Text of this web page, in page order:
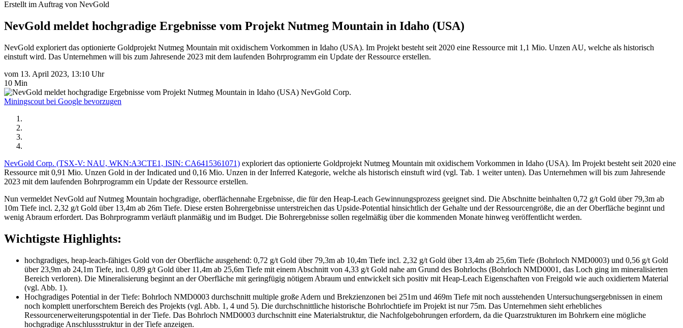
Erstellt im Auftrag von NevGold
NevGold meldet hochgradige Ergebnisse vom Projekt Nutmeg Mountain in Idaho (USA)
NevGold exploriert das optionierte Goldprojekt Nutmeg Mountain mit oxidischem Vorkommen in Idaho (USA). Im Projekt besteht seit 2020 eine Ressource mit 1,1 Mio. Unzen AU, welche als historisch
einstuft wird. Das Unternehmen will bis zum Jahresende 2023 mit dem laufenden Bohrprogramm ein Update der Ressource erstellen.
vom 13. April 2023, 13:10 Uhr
10 Min
NevGold Corp.
Miningscout bei Google bevorzugen
NevGold Corp. (TSX-V: NAU, WKN:A3CTE1, ISIN: CA6415361071) exploriert das optionierte Goldprojekt Nutmeg Mountain mit oxidischem Vorkommen in Idaho (USA). Im Projekt besteht seit 2020 eine
Ressource mit 0,91 Mio. Unzen Gold in der Indicated und 0,16 Mio. Unzen in der Inferred Kategorie, welche als historisch einstuft wird (vgl. Tab. 1 weiter unten). Das Unternehmen will bis zum Jahresende
2023 mit dem laufenden Bohrprogramm ein Update der Ressource erstellen.
Nun vermeldet NevGold auf Nutmeg Mountain hochgradige, oberflächennahe Ergebnisse, die für den Heap-Leach Gewinnungsprozess geeignet sind. Die Abschnitte beinhalten 0,72 g/t Gold über 79,3m ab
10m Tiefe incl. 2,32 g/t Gold über 13,4m ab 26m Tiefe. Diese ersten Bohrergebnisse unterstreichen das Upside-Potential hinsichtlich der Gehalte und der Ressourcengröße, die an der Oberfläche beginnt und
wenig Abraum erfordert. Das Bohrprogramm verläuft planmäßig und im Budget. Die Bohrergebnisse sollen regelmäßig über die kommenden Monate hinweg veröffentlicht werden.
Wichtigste Highlights:
hochgradiges, heap-leach-fähiges Gold von der Oberfläche ausgehend: 0,72 g/t Gold über 79,3m ab 10,4m Tiefe incl. 2,32 g/t Gold über 13,4m ab 25,6m Tiefe (Bohrloch NMD0003) und 0,56 g/t Gold
über 23,9m ab 24,1m Tiefe, incl. 0,89 g/t Gold über 11,4m ab 25,6m Tiefe mit einem Abschnitt von 4,33 g/t Gold nahe am Grund des Bohrlochs (Bohrloch NMD0001, das Loch ging im mineralisierten
Bereich verloren). Die Mineralisierung beginnt an der Oberfläche mit geringfügig nötigem Abraum und entwickelt sich positiv mit Heap-Leach Eigenschaften von Freigold wie auch oxidiertem Material
(vgl. Abb. 1).
Hochgradiges Potential in der Tiefe: Bohrloch NMD0003 durchschnitt multiple große Adern und Brekzienzonen bei 251m und 469m Tiefe mit noch ausstehenden Untersuchungsergebnissen in einem
noch komplett unerforschtem Bereich des Projekts (vgl. Abb. 1, 4 und 5). Die durchschnittliche historische Bohrlochtiefe im Projekt ist nur 75m. Das Unternehmen sieht erhebliches
Ressourcenerweiterungspotential in der Tiefe. Das Bohrloch NMD0003 durchschnitt eine Materialstruktur, die Nachfolgebohrungen erfordern, da die Quarzstrukturen im Bohrkern eine mögliche
hochgradige Anschlussstruktur in der Tiefe anzeigen.